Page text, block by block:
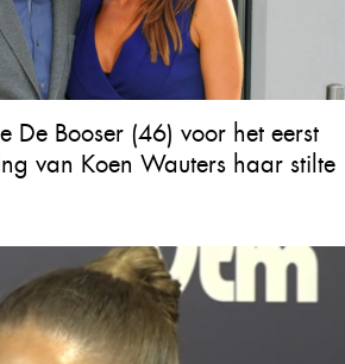
De Booser (46) voor het eerst
van Koen Wauters haar stilte